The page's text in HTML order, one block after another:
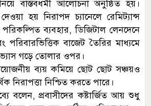
বাস্তবধর্মী আলোচনা অনুষ্ঠিত হয়।
হয় নিরাপদ চ্যানেলে রেমিট্যান্স
পরিকল্পিত ব্যবহার, ডিজিটাল লেনদেনে
পরিবারভিত্তিক বাজেট তৈরির মাধ্যমে
গড়ে তোলার ওপর।
ব্যয় কমিয়ে ছোট ছোট সঞ্চয়ও
নিরাপত্তা নিশ্চিত করতে পারে।
বলেন, প্রবাসীদের কষ্টার্জিত আয় শুধু